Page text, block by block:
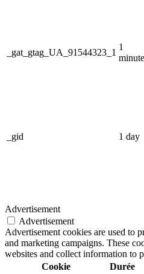
_gat_gtag_UA_91544323_1
1
minute
_gid 1 day
Advertisement
Advertisement
Advertisement cookies are used to
and marketing campaigns. These
websites and collect information to
Cookie
Durée